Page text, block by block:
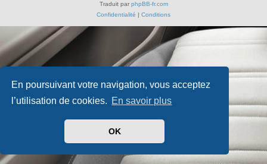
En poursuivant votre navigation, vous acceptez
l’utilisation de cookies. En savoir plus
OK
Traduit par phpBB-fr.com
Confidentialité | Conditions